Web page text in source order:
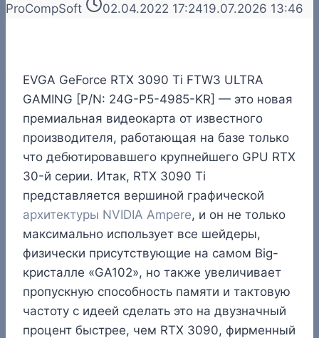
ProCompSoft 02.04.2022 17:2419.07.2026 13:46
EVGA GeForce RTX 3090 Ti FTW3 ULTRA
GAMING [P/N: 24G-P5-4985-KR] — это новая
премиальная видеокарта от известного
производителя, работающая на базе только
что дебютировавшего крупнейшего GPU RTX
30-й серии. Итак, RTX 3090 Ti
представляется вершиной графической
архитектуры NVIDIA Ampere, и он не только
максимально использует все шейдеры,
физически присутствующие на самом Big-
кристалле «GA102», но также увеличивает
пропускную способность памяти и тактовую
частоту с идеей сделать это на двузначный
процент быстрее, чем RTX 3090, фирменный